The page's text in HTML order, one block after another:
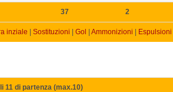
37 2
inziale | Sostituzioni | Gol | Ammonizioni | Espulsioni
11 di partenza (max.10)